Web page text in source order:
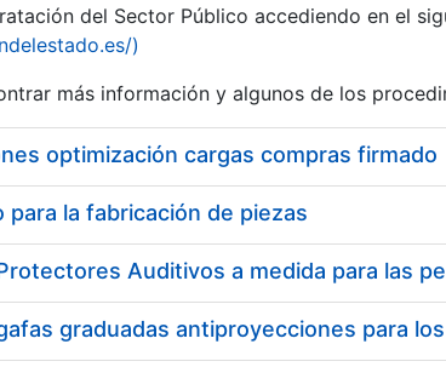
del Sector Público accediendo en el
)
más información y algunos de los
optimización cargas compras firmado
para la fabricación de piezas